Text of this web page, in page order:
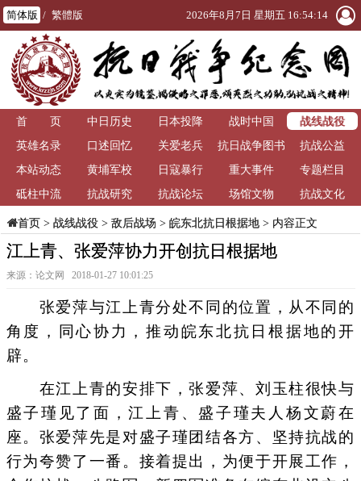
简体版 / 繁體版 2026年8月7日 星期五 16:54:14
首 页 中日历史 日本投降 战时中国
战线战役
英雄名录
口述回忆 关爱老兵
抗日战争图书
馆
抗战公益
本站动态
黄埔军校 日寇暴行 重大事件
专题栏目
砥柱中流
抗战研究 抗战论坛 场馆文物 抗战文化
首页> 战线战役> 敌后战场 > 皖东北抗日根据地> 内容正文
江上青、张爱萍协力开创抗日根据地
来源：论文网 2018-01-27 10:01:25
张爱萍与江上青分处不同的位置，从不同的
角度，同心协力，推动皖东北抗日根据地的开
辟。
在江上青的安排下，张爱萍、刘玉柱很快与
盛子瑾见了面，江上青、盛子瑾夫人杨文蔚在
座。张爱萍先是对盛子瑾团结各方、坚持抗战的
行为夸赞了一番。接着提出，为便于开展工作，